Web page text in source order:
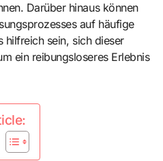
Darüber hinaus können
auf häufige
hilfreich sein, sich dieser
ein reibungsloseres Erlebnis